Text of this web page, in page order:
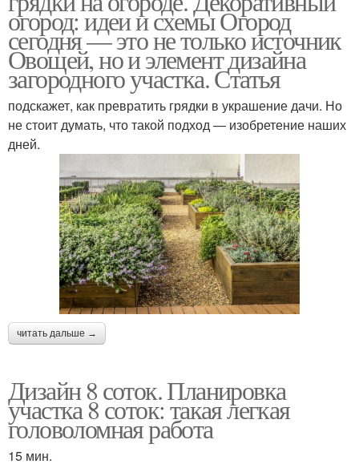
огород: идеи и схемы Огород
сегодня — это не только источник
Овощей, но и элемент дизайна
загородного участка. Статья
подскажет, как превратить грядки в украшение дачи. Но
не стоит думать, что такой подход — изобретение наших
дней.
читать дальше →
Дизайн 8 соток. Планировка
участка 8 соток: такая легкая
головоломная работа
15 мин.